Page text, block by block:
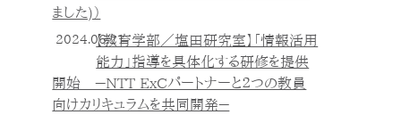
ました)）
2024.06.21【教育学部／塩田研究室】「情報活用
能力」指導を具体化する研修を提供
開始 －NTT ExCパートナーと２つの教員
向けカリキュラムを共同開発－